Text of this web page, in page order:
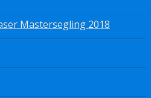
Mastersegling 2018